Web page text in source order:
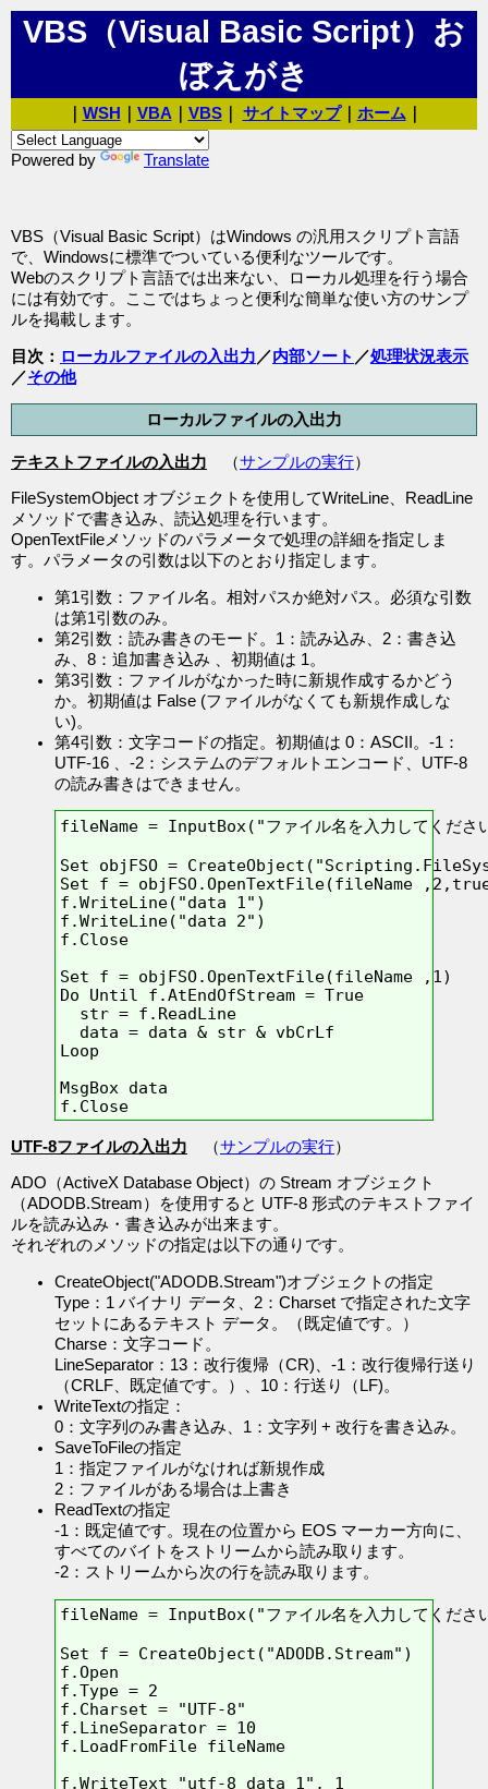
VBS（Visual Basic Script）お
ぼえがき
WSH VBA VBS｜ サイトマップ｜ ホーム
Powered by Translate
VBS（Visual Basic Script）はWindows の汎用スクリプト言語
で、Windowsに標準でついている便利なツールです。
Webのスクリプト言語では出来ない、ローカル処理を行う場合
には有効です。ここではちょっと便利な簡単な使い方のサンプ
ルを掲載します。
目次： ローカルファイルの入出力 ／内部ソート ／処理状況表示
／その他
ローカルファイルの入出力
テキストファイルの入出力 （サンプルの実行）
FileSystemObject オブジェクトを使用してWriteLine、ReadLine
メソッドで書き込み、読込処理を行います。
OpenTextFileメソッドのパラメータで処理の詳細を指定しま
す。パラメータの引数は以下のとおり指定します。
第1引数：ファイル名。相対パスか絶対パス。必須な引数
は第1引数のみ。
第2引数：読み書きのモード。1：読み込み、2：書き込
み、8：追加書き込み 、初期値は 1。
第3引数：ファイルがなかった時に新規作成するかどう
か。初期値は False (ファイルがなくても新規作成しな
い)。
第4引数：文字コードの指定。初期値は 0：ASCII。-1：
UTF-16 、-2：システムのデフォルトエンコード、UTF-8
の読み書きはできません。
fileName = InputBox("ファイル名を入力してく
Set objFSO =
Set f = objFSO.OpenTextFile(fileName
f.WriteLine("data 1")
f.WriteLine("data 2")
f.Close
Set f = objFSO.OpenTextFile(fileName ,1)
Do Until f.AtEndOfStream = True
  str = f.ReadLine
  data = data & str & vbCrLf
Loop
MsgBox data
UTF-8ファイルの入出力 （サンプルの実行）
ADO（ActiveX Database Object）の Stream オブジェクト
（ADODB.Stream）を使用すると UTF-8 形式のテキストファイ
ルを読み込み・書き込みが出来ます。
それぞれのメソッドの指定は以下の通りです。
CreateObject("ADODB.Stream")オブジェクトの指定
Type：1 バイナリ データ、2：Charset で指定された文字
セットにあるテキスト データ。（既定値です。）
Charse：文字コード。
LineSeparator：13：改行復帰（CR)、-1：改行復帰行送り
（CRLF、既定値です。）、10：行送り（LF)。
WriteTextの指定：
0：文字列のみ書き込み、1：文字列 + 改行を書き込み。
SaveToFileの指定
1：指定ファイルがなければ新規作成
2：ファイルがある場合は上書き
ReadTextの指定
-1：既定値です。現在の位置から EOS マーカー方向に、
すべてのバイトをストリームから読み取ります。
-2：ストリームから次の行を読み取ります。
fileName = InputBox("ファイル名を入力してく
Set f = CreateObject("ADODB.Stream")
f.Open
f.Type = 2
f.Charset = "UTF-8"
f.LineSeparator = 10
f.LoadFromFile fileName
f.WriteText "utf-8 data 1", 1